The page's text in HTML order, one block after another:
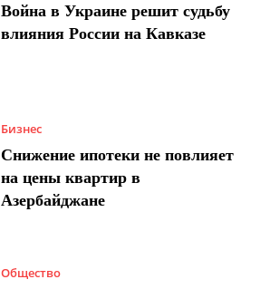
Война в Украине решит судьбу
влияния России на Кавказе
Бизнес
Снижение ипотеки не повлияет
на цены квартир в
Азербайджане
Общество